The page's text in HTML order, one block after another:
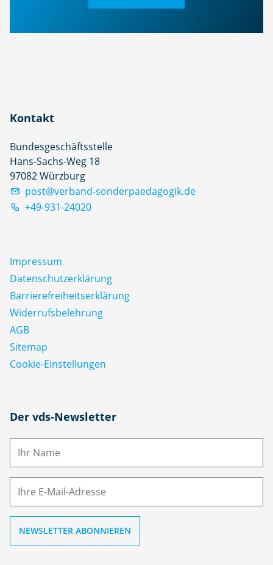
Kontakt
Bundesgeschäftsstelle
Hans-Sachs-Weg 18
97082 Würzburg
post@verband-sonderpaedagogik.de
+49-931-24020
Impressum
Datenschutz­erklärung
Barrierefreiheitserklärung
Widerrufsbelehrung
AGB
Sitemap
Cookie-Einstellungen
Der vds-Newsletter
N
M